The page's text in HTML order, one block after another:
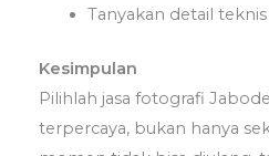
Tanyakan detail
Kesimpulan
Pilihlah jasa fotografi
terpercaya, bukan hanya